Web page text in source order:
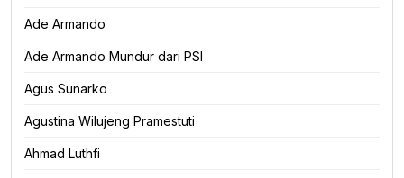
Ade Armando
Ade Armando Mundur dari PSI
Agus Sunarko
Agustina Wilujeng Pramestuti
Ahmad Luthfi